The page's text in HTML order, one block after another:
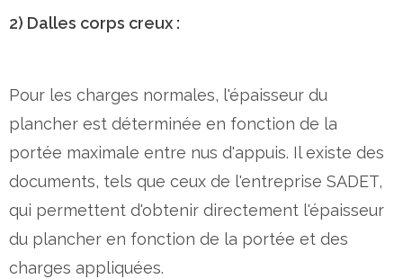
2) Dalles corps creux :
Pour les charges normales, l'épaisseur du
plancher est déterminée en fonction de la
portée maximale entre nus d'appuis. Il existe des
documents, tels que ceux de l'entreprise SADET,
qui permettent d'obtenir directement l'épaisseur
du plancher en fonction de la portée et des
charges appliquées.